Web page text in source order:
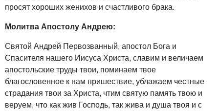
просят хороших женихов и счастливого брака.
Молитва Апостолу Андрею:
Святой Андрей Первозванный, апостол Бога и
Спасителя нашего Иисуса Христа, славим и величаем
апостольские труды твои, поминаем твое
благословенное к нам пришествие, ублажаем честные
страдания твои за Христа, чтим святую память твою и
веруем, что как жив Господь, так жива и душа твоя и с